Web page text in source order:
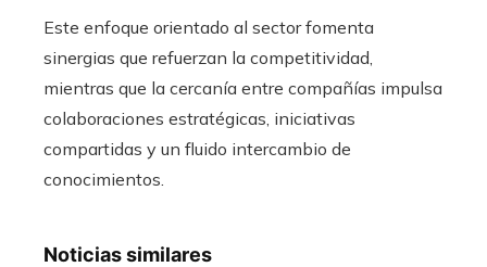
Este enfoque orientado al sector fomenta
sinergias que refuerzan la competitividad,
mientras que la cercanía entre compañías impulsa
colaboraciones estratégicas, iniciativas
compartidas y un fluido intercambio de
conocimientos.
Noticias similares